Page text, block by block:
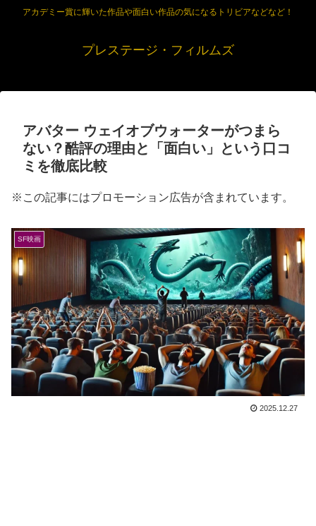
アカデミー賞に輝いた作品や面白い作品の気になるトリビアなどなど！
プレステージ・フィルムズ
アバター ウェイオブウォーターがつまら
ない？酷評の理由と「面白い」という口コ
ミを徹底比較
※この記事にはプロモーション広告が含まれています。
SF映画
2025.12.27